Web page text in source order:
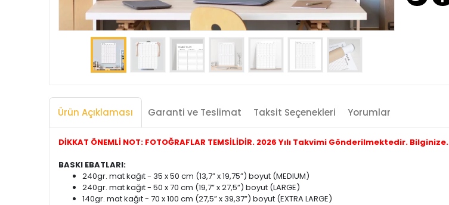
Ürün Açıklaması Garanti ve Teslimat Taksit Seçenekleri Yorumlar
DİKKAT ÖNEMLİ NOT: FOTOĞRAFLAR TEMSİLİDİR. 2026 Yılı Takvimi Gönderilmektedir. Bilginize.
BASKI EBATLARI:
240gr. mat kağıt - 35 x 50 cm (13,7” x 19,75”) boyut (MEDIUM)
240gr. mat kağıt - 50 x 70 cm (19,7” x 27,5”) boyut (LARGE)
140gr. mat kağıt - 70 x 100 cm (27,5” x 39,37”) boyut (EXTRA LARGE)